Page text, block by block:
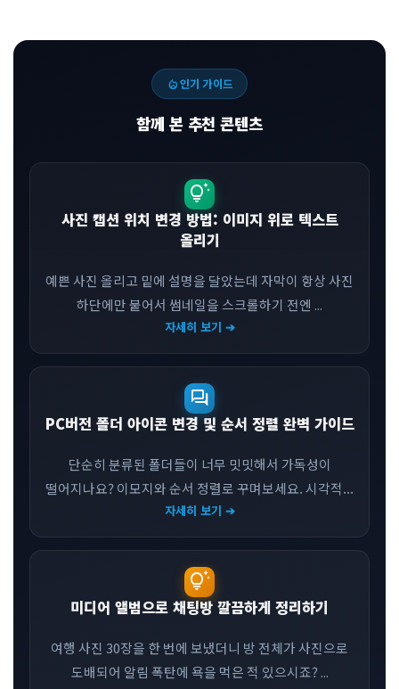
local_fire_department인기 가이드
함께 본 추천 콘텐츠
tips_and_updates
사진 캡션 위치 변경 방법: 이미지 위로 텍스트
올리기
예쁜 사진 올리고 밑에 설명을 달았는데 자막이 항상 사진
하단에만 붙어서 썸네일을 스크롤하기 전엔 ...
자세히 보기 ➔
forum
PC버전 폴더 아이콘 변경 및 순서 정렬 완벽 가이드
단순히 분류된 폴더들이 너무 밋밋해서 가독성이
떨어지나요? 이모지와 순서 정렬로 꾸며보세요. 시각적...
자세히 보기 ➔
tips_and_updates
미디어 앨범으로 채팅방 깔끔하게 정리하기
여행 사진 30장을 한 번에 보냈더니 방 전체가 사진으로
도배되어 알림 폭탄에 욕을 먹은 적 있으시죠? ...